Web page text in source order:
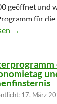
geöffnet und
für
→
17. März